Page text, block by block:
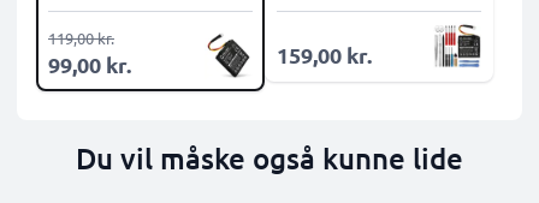
99,00 kr.
119,00 kr.
159,00 kr.
Du vil måske også kunne lide